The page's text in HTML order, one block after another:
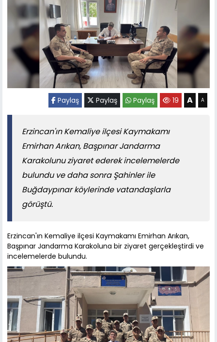
Paylaş Paylaş Paylaş 19 A A
Erzincan'ın Kemaliye ilçesi Kaymakamı
Emirhan Arıkan, Başpınar Jandarma
Karakolunu ziyaret ederek incelemelerde
bulundu ve daha sonra Şahinler ile
Buğdaypınar köylerinde vatandaşlarla
görüştü.
Erzincan'ın Kemaliye ilçesi Kaymakamı Emirhan Arıkan,
Başpınar Jandarma Karakoluna bir ziyaret gerçekleştirdi ve
incelemelerde bulundu.